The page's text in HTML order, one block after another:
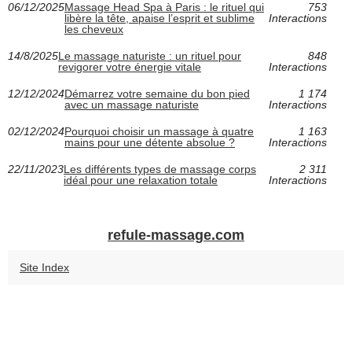
06/12/2025Massage Head Spa à Paris : le rituel qui
libère la tête, apaise l’esprit et sublime
les cheveux
753
Interactions
14/8/2025Le massage naturiste : un rituel pour
revigorer votre énergie vitale
848
Interactions
12/12/2024Démarrez votre semaine du bon pied
avec un massage naturiste
1 174
Interactions
02/12/2024Pourquoi choisir un massage à quatre
mains pour une détente absolue ?
1 163
Interactions
22/11/2023Les différents types de massage corps
idéal pour une relaxation totale
2 311
Interactions
refule-massage.com
Site Index